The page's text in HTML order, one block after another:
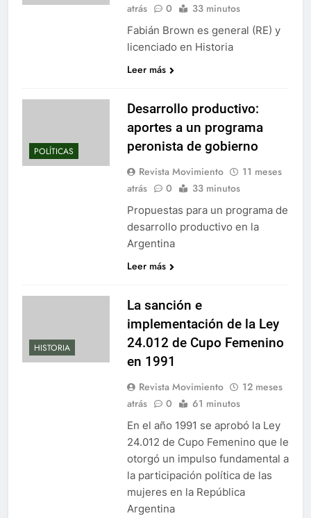
atrás
0 33 minutos
Fabián Brown es general (RE) y
licenciado en Historia
Leer más
POLÍTICAS
Desarrollo productivo:
aportes a un programa
peronista de gobierno
Revista Movimiento
11 meses
atrás
0 33 minutos
Propuestas para un programa de
desarrollo productivo en la
Argentina
Leer más
HISTORIA
La sanción e
implementación de la Ley
24.012 de Cupo Femenino
en 1991
Revista Movimiento
12 meses
atrás
0 61 minutos
En el año 1991 se aprobó la Ley
24.012 de Cupo Femenino que le
otorgó un impulso fundamental a
la participación política de las
mujeres en la República
Argentina